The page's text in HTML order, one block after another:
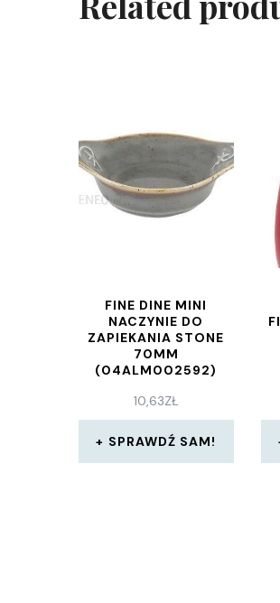
FINE DINE MINI
NACZYNIE DO
ZAPIEKANIA STONE
70MM
(04ALM002592)
10,63ZŁ
SPRAWDŹ SAM!